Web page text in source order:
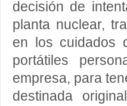
decisión de
planta nuclear,
en los cuidados
portátiles
empresa, para
destinada